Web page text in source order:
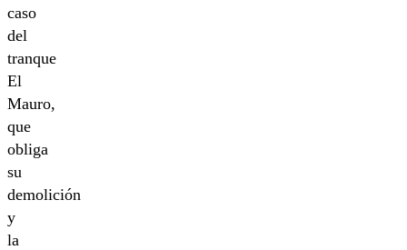
caso
del
tranque
El
Mauro,
que
obliga
su
demolición
y
la